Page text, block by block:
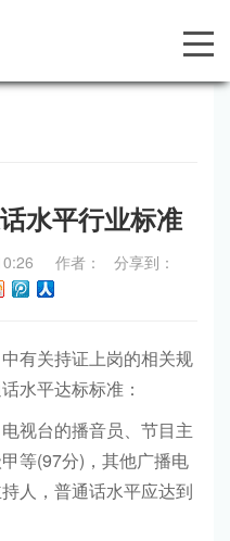
水平行业标准
作者： 分享到：
有关持证上岗的相关规
水平达标标准：
视台的播音员、节目主
等(97分)，其他广播电
人，普通话水平应达到